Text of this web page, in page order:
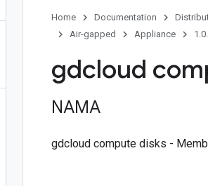
Home Documentation
Air-gapped
Appliance
gdcloud
NAMA
gdcloud compute disks -